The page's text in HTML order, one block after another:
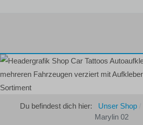
Du befindest dich hier: Unser Shop
Marylin 02